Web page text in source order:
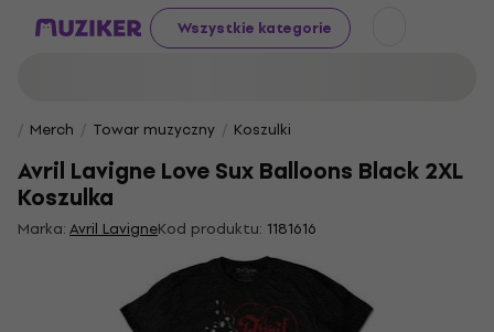
Wszystkie kategorie
Merch Towar muzyczny Koszulki
Avril Lavigne Love Sux Balloons Black 2XL
Koszulka
Marka:Avril LavigneKod produktu: 1181616